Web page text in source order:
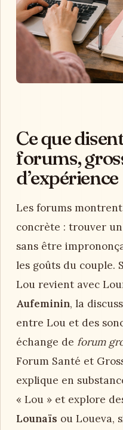
Ce que
forums,
d’expérience
Les forums
concrète : trouver
sans être
les goûts du couple.
Lou revient avec
Aufeminin, la
entre Lou et des
échange de forum
Forum Santé et
explique en
« Lou » et explore
Lounaïs ou Loueva,